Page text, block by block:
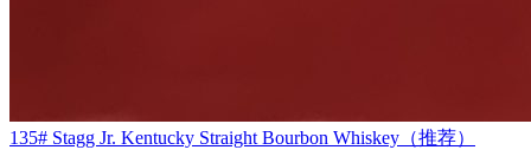
135# Stagg Jr. Kentucky Straight Bourbon Whiskey（推荐）